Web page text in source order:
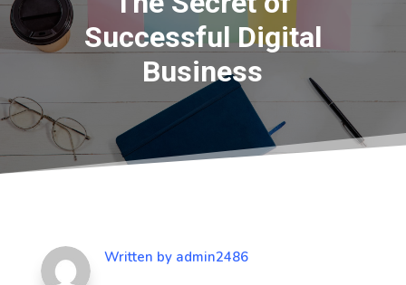
Successful Digital
Business
Written by admin2486